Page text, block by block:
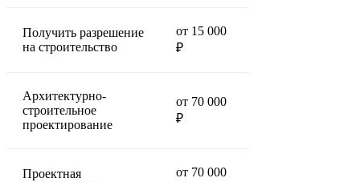
Получить разрешение
на строительство
от 15 000
₽
Архитектурно-
строительное
проектирование
от 70 000
₽
Проектная
от 70 000